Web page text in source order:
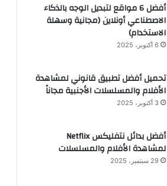
أفضل 6 مواقع لتبديل الوجه بالذكاء
الاصطناعي أونلاين (مجانية وسهلة
الاستخدام)
6 أكتوبر، 2025
تحميل أفضل تطبيق قانوني لمشاهدة
الأفلام والمسلسلات الأجنبية مجاناً
3 أكتوبر، 2025
أفضل بدائل نتفليكس Netflix
لمشاهدة الأفلام والمسلسلات
29 سبتمبر، 2025